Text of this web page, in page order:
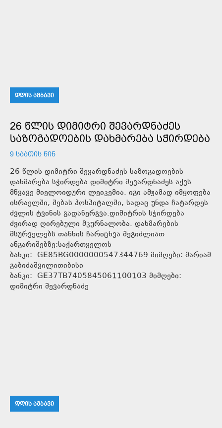
ᲓᲦᲘᲡ ᲐᲛᲑᲐᲕᲘ
26 ᲬᲚᲘᲡ ᲓᲘᲛᲘᲢᲠᲘ ᲨᲔᲕᲐᲠᲓᲜᲐᲫᲔᲡ
ᲡᲐᲖᲝᲒᲐᲓᲝᲔᲑᲘᲡ ᲓᲐᲮᲛᲐᲠᲔᲑᲐ ᲡᲭᲘᲠᲓᲔᲑᲐ
9 ᲡᲐᲐᲗᲘᲡ ᲬᲘᲜ
26 წლის დიმიტრი შევარდნაძეს საზოგადოების
დახმარება სჭირდება.დიმიტრი შევარდნაძეს აქვს
მწვავე მიელოიდური ლეიკემია. იგი ამჟამად იმყოფება
ისრაელში, შებას ჰოსპიტალში, სადაც უნდა ჩატარდეს
ძვლის ტვინის გადანერგვა.დიმიტრის სჭირდება
ძვირად ღირებული მკურნალობა. დახმარების
მსურველებს თანხის ჩარიცხვა შეგიძლიათ
ანგარიშებზე:საქართველოს
ბანკი: GE85BG0000000547344769 მიმღები: მარიამ
გაბიძაშვილითიბისი
ბანკი: GE37TB7405845061100103 მიმღები:
დიმიტრი შევარდნაძე
ᲓᲦᲘᲡ ᲐᲛᲑᲐᲕᲘ